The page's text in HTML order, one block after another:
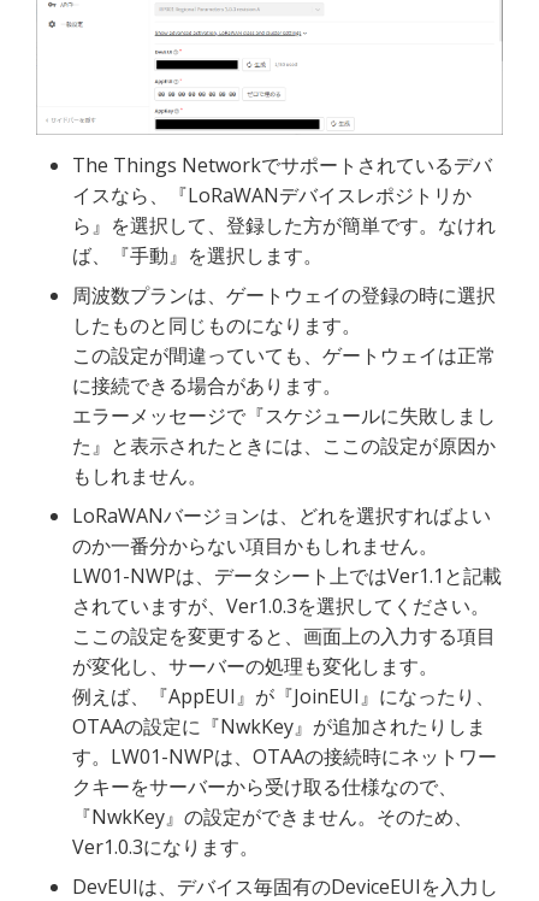
The Things Networkでサポートされているデバ
イスなら、『LoRaWANデバイスレポジトリか
ら』を選択して、登録した方が簡単です。なけれ
ば、『手動』を選択します。
周波数プランは、ゲートウェイの登録の時に選択
したものと同じものになります。
この設定が間違っていても、ゲートウェイは正常
に接続できる場合があります。
エラーメッセージで『スケジュールに失敗しまし
た』と表示されたときには、ここの設定が原因か
もしれません。
LoRaWANバージョンは、どれを選択すればよい
のか一番分からない項目かもしれません。
LW01-NWPは、データシート上ではVer1.1と記載
されていますが、Ver1.0.3を選択してください。
ここの設定を変更すると、画面上の入力する項目
が変化し、サーバーの処理も変化します。
例えば、『AppEUI』が『JoinEUI』になったり、
OTAAの設定に『NwkKey』が追加されたりしま
す。LW01-NWPは、OTAAの接続時にネットワー
クキーをサーバーから受け取る仕様なので、
『NwkKey』の設定ができません。そのため、
Ver1.0.3になります。
DevEUIは、デバイス毎固有のDeviceEUIを入力し